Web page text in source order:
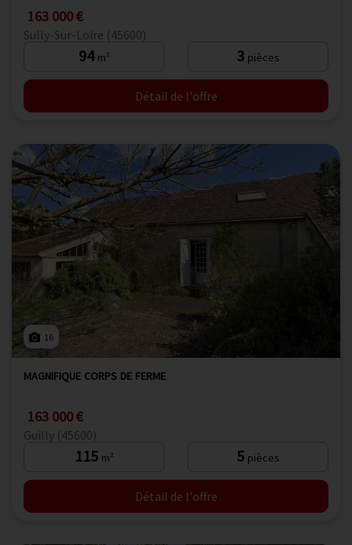
163 000 €
Sully-Sur-Loire (45600)
94 m² 3 pièces
Détail de l'offre
16
MAGNIFIQUE CORPS DE FERME
163 000 €
Guilly (45600)
115 m² 5 pièces
Détail de l'offre